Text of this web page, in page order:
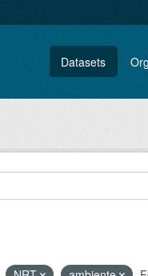
Datasets